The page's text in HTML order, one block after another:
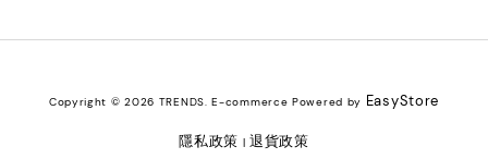
Copyright © 2026 TRENDS. E-commerce Powered by EasyStore
隱私政策 |退貨政策